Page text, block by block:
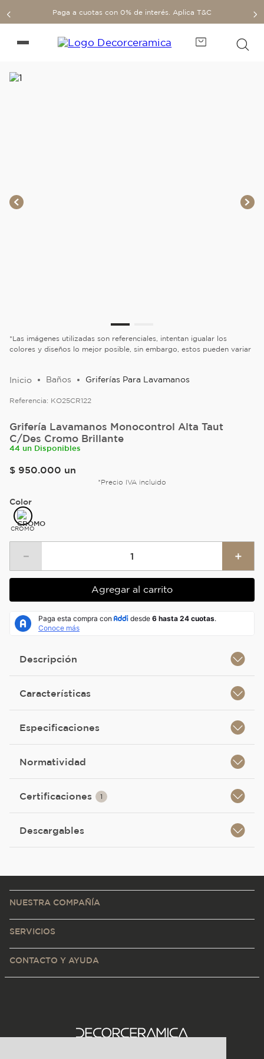
Paga a cuotas con 0% de interés. Aplica T&C
*Las imágenes utilizadas son referenciales, intentan igualar los
colores y diseños lo mejor posible, sin embargo, estos pueden variar
Baños Griferías Para Lavamanos
Referencia: KO25CR122
Grifería Lavamanos Monocontrol Alta Taut
C/Des Cromo Brillante
44 un Disponibles
$ 950.000 un
*Precio IVA incluido
Color
CROMO
＋
－
Agregar al carrito
Descripción
Características
Especificaciones
Normatividad
Certificaciones 1
Descargables
NUESTRA COMPAÑÍA
SERVICIOS
CONTACTO Y AYUDA